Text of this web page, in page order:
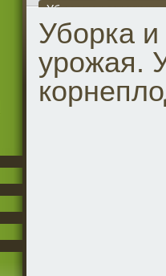
Уборка и хранение
Уборка
урожая.